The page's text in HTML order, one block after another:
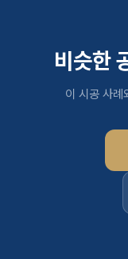
비슷한
이 시공 사례